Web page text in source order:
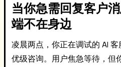
当你急需回复客户
端不在身边
凌晨两点，你正在调试的 AI
优级咨询。用户焦急等待，但